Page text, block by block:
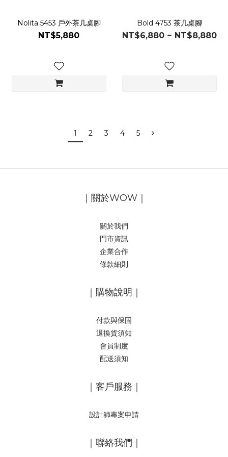
Nolita 5453 戶外茶几桌腳
NT$5,880
Bold 4753 茶几桌腳
NT$6,880 ~ NT$8,880
1 2 3 4 5
｜關於WOW｜
關於我們
門市資訊
企業合作
條款細則
｜購物說明｜
付款與保固
退換貨須知
會員制度
配送須知
｜客戶服務｜
設計師專案申請
｜聯絡我們｜